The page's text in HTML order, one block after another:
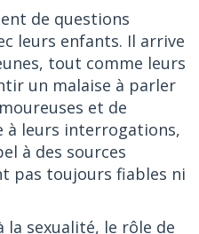
de questions
leurs enfants. Il arrive
tout comme leurs
un malaise à parler
et de
à leurs interrogations,
à des sources
pas toujours fiables ni
la sexualité, le rôle de